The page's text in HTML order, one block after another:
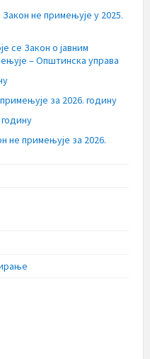
Закон не примењује у 2025.
се Закон о јавним
– Општинска управа
за 2026. годину
не примењује за 2026.